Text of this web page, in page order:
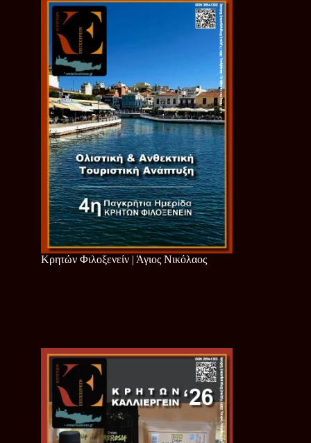
Κρητών Φιλοξενείν | Άγιος Νικόλαος